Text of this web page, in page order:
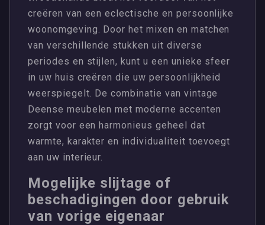
creëren van een eclectische en persoonlijke
woonomgeving. Door het mixen en matchen
van verschillende stukken uit diverse
periodes en stijlen, kunt u een unieke sfeer
in uw huis creëren die uw persoonlijkheid
weerspiegelt. De combinatie van vintage
Deense meubelen met moderne accenten
zorgt voor een harmonieus geheel dat
warmte, karakter en individualiteit toevoegt
aan uw interieur.
Mogelijke slijtage of
beschadigingen door gebruik
van vorige eigenaar